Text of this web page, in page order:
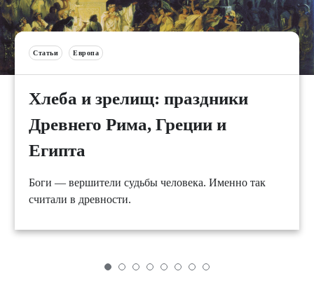
Статьи Европа
Хлеба и зрелищ: праздники
Древнего Рима, Греции и
Египта
Боги — вершители судьбы человека. Именно так
считали в древности.